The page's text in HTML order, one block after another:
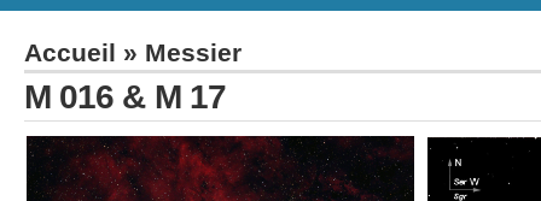
Accueil » Messier
M 016 & M 17